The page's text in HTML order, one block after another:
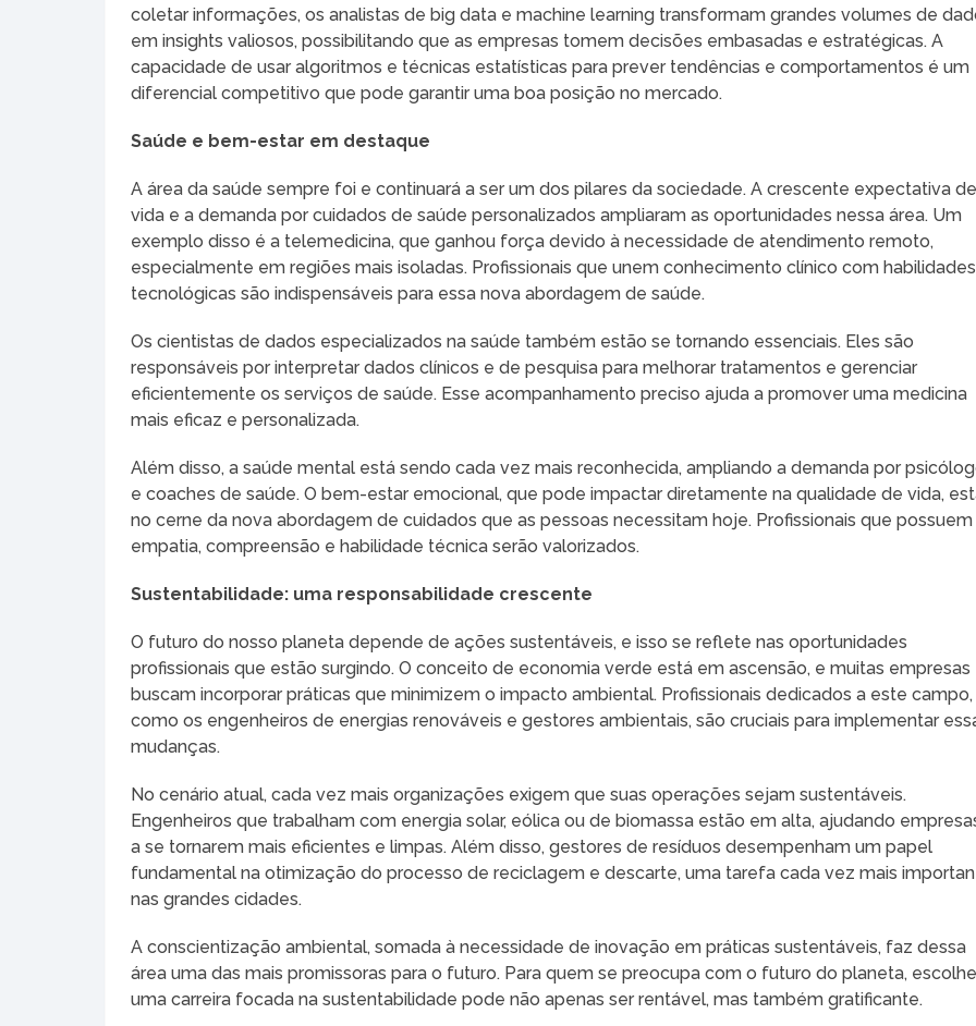
coletar informações, os analistas de big data e machine learning transformam grandes volumes de
em insights valiosos, possibilitando que as empresas tomem decisões embasadas e estratégicas. A
capacidade de usar algoritmos e técnicas estatísticas para prever tendências e comportamentos é um
diferencial competitivo que pode garantir uma boa posição no mercado.
Saúde e bem-estar em destaque
A área da saúde sempre foi e continuará a ser um dos pilares da sociedade. A crescente expectativa
vida e a demanda por cuidados de saúde personalizados ampliaram as oportunidades nessa área. Um
exemplo disso é a telemedicina, que ganhou força devido à necessidade de atendimento remoto,
especialmente em regiões mais isoladas. Profissionais que unem conhecimento clínico com habilidades
tecnológicas são indispensáveis para essa nova abordagem de saúde.
Os cientistas de dados especializados na saúde também estão se tornando essenciais. Eles são
responsáveis por interpretar dados clínicos e de pesquisa para melhorar tratamentos e gerenciar
eficientemente os serviços de saúde. Esse acompanhamento preciso ajuda a promover uma medicina
mais eficaz e personalizada.
Além disso, a saúde mental está sendo cada vez mais reconhecida, ampliando a demanda por
e coaches de saúde. O bem-estar emocional, que pode impactar diretamente na qualidade de vida,
no cerne da nova abordagem de cuidados que as pessoas necessitam hoje. Profissionais que possuem
empatia, compreensão e habilidade técnica serão valorizados.
Sustentabilidade: uma responsabilidade crescente
O futuro do nosso planeta depende de ações sustentáveis, e isso se reflete nas oportunidades
profissionais que estão surgindo. O conceito de economia verde está em ascensão, e muitas empresas
buscam incorporar práticas que minimizem o impacto ambiental. Profissionais dedicados a este campo,
como os engenheiros de energias renováveis e gestores ambientais, são cruciais para implementar
mudanças.
No cenário atual, cada vez mais organizações exigem que suas operações sejam sustentáveis.
Engenheiros que trabalham com energia solar, eólica ou de biomassa estão em alta, ajudando
a se tornarem mais eficientes e limpas. Além disso, gestores de resíduos desempenham um papel
fundamental na otimização do processo de reciclagem e descarte, uma tarefa cada vez mais
nas grandes cidades.
A conscientização ambiental, somada à necessidade de inovação em práticas sustentáveis, faz dessa
área uma das mais promissoras para o futuro. Para quem se preocupa com o futuro do planeta,
uma carreira focada na sustentabilidade pode não apenas ser rentável, mas também gratificante.